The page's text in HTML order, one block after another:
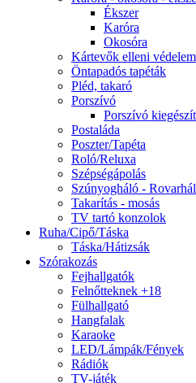
Ékszer
Karóra
Okosóra
Kártevők elleni védelem
Öntapadós tapéták
Pléd, takaró
Porszívó
Porszívó
Postaláda
Poszter/Tapéta
Roló/Reluxa
Szépségápolás
Szúnyogháló -
Takarítás - mosás
TV tartó konzolok
Ruha/Cipő/Táska
Táska/Hátizsák
Szórakozás
Fejhallgatók
Felnőtteknek +18
Fülhallgató
Hangfalak
Karaoke
LED/Lámpák/Fények
Rádiók
TV-játék